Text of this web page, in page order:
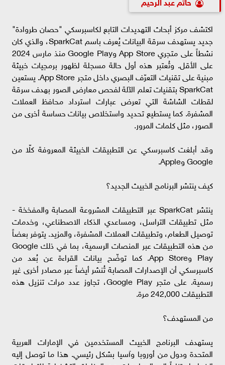
اكتشف مركز أبحاث التهديدات التابع لكاسبرسكي "حصان طروادة"
جديد يستهدف سرقة البيانات يُعرف باسم SparkCat، والذي كان
نشطاً على متجري App Store وGoogle Play منذ مارس 2024
على الأقل. وتُعتبر هذه أول حالة مسجلة لظهور برمجيات خبيثة
مبنية على تقنيات التعرّف البصري داخل متجر App Store. يستعين
SparkCat بتقنيات تعلم الآلة لفحص معارض الصور بهدف سرقة
لقطات الشاشة التي تعرض عبارات استرداد محافظ العملات
المشفرة. كما يستطيع تحديد واستخلاص بيانات حساسة أخرى من
الصور، مثل كلمات المرور.
وقد أبلغت كاسبرسكي عن التطبيقات الخبيثة المعروفة كلّا من
Google وApple.
كيف ينتشر البرنامج الخبيث الجديد؟
ينتشر SparkCat عبر التطبيقات المشروعة المصابة والمفخخة -
مثل تطبيقات التراسل، ومساعدي الذكاء الاصطناعي، وخدمات
توصيل الطعام، وتطبيقات العملات المشفرة، والمزيد. يتوفر بعضاً
من هذه التطبيقات عبر المنصات الرسمية، بما في ذلك Google
Play وApp Store. كما توضّح بيانات القراءة عن بُعد من
كاسبرسكي أن الإصدارات المصابة تُنشر أيضاً عبر مصادر أخرى غير
رسمية. على متجر Google Play، تجاوز عدد مرات تنزيل هذه
التطبيقات 242,000 مرة.
من المستهدف؟
يستهدف البرنامج الخبيث المستخدمين في الإمارات العربية
المتحدة ودول من أوروبا وآسيا بشكل رئيسي. هذا ما توصل إليه